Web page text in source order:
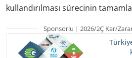
kullandırılması sürecinin
Sponsorlu | 2026/2Ç Kar/